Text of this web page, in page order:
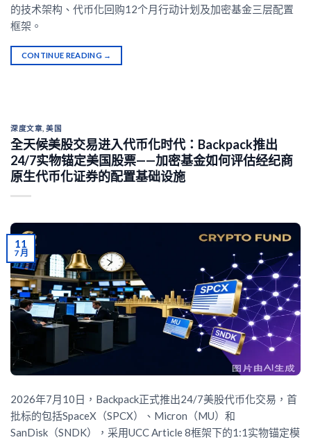
的技术架构、代币化回购12个月行动计划及加密基金三层配置
框架。
CONTINUE READING →
深度文章,美国
全天候美股交易进入代币化时代：Backpack推出
24/7实物锚定美国股票——加密基金如何评估经纪商
原生代币化证券的配置基础设施
11
7 月
2026年7月10日，Backpack正式推出24/7美股代币化交易，首
批标的包括SpaceX（SPCX）、Micron（MU）和
SanDisk（SNDK），采用UCC Article 8框架下的1:1实物锚定模